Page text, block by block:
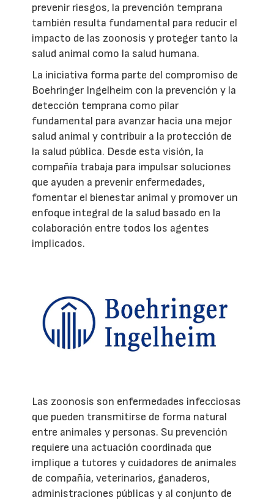
prevenir riesgos, la prevención temprana
también resulta fundamental para reducir el
impacto de las zoonosis y proteger tanto la
salud animal como la salud humana.
La iniciativa forma parte del compromiso de
Boehringer Ingelheim con la prevención y la
detección temprana como pilar
fundamental para avanzar hacia una mejor
salud animal y contribuir a la protección de
la salud pública. Desde esta visión, la
compañía trabaja para impulsar soluciones
que ayuden a prevenir enfermedades,
fomentar el bienestar animal y promover un
enfoque integral de la salud basado en la
colaboración entre todos los agentes
implicados.
Las zoonosis son enfermedades infecciosas
que pueden transmitirse de forma natural
entre animales y personas. Su prevención
requiere una actuación coordinada que
implique a tutores y cuidadores de animales
de compañía, veterinarios, ganaderos,
administraciones públicas y al conjunto de